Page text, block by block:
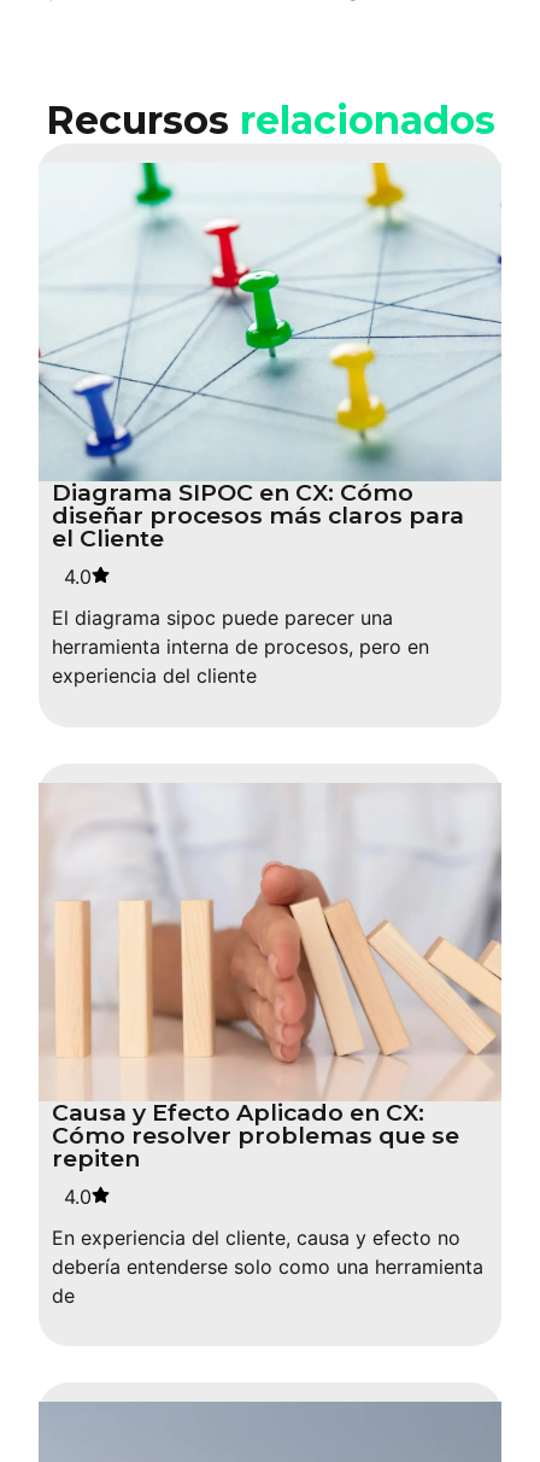
Recursos relacionados
Diagrama SIPOC en CX: Cómo
diseñar procesos más claros para
el Cliente
4.0
El diagrama sipoc puede parecer una
herramienta interna de procesos, pero en
experiencia del cliente
Causa y Efecto Aplicado en CX:
Cómo resolver problemas que se
repiten
4.0
En experiencia del cliente, causa y efecto no
debería entenderse solo como una herramienta
de